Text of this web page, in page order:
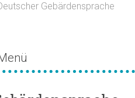
Gebärdensprache